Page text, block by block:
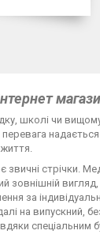
школі чи
стрічки.
зовнішній
за
на випускний,
спеціальним